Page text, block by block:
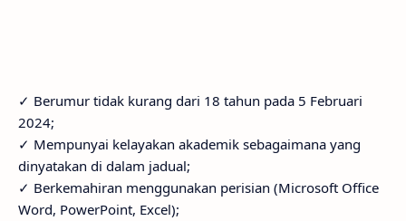
✓ Berumur tidak kurang dari 18 tahun pada 5 Februari
2024;
✓ Mempunyai kelayakan akademik sebagaimana yang
dinyatakan di dalam jadual;
✓ Berkemahiran menggunakan perisian (Microsoft Office
Word, PowerPoint, Excel);